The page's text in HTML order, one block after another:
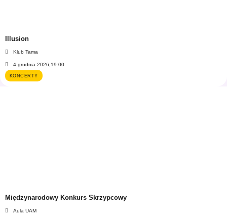
Illusion
Klub Tama
4 grudnia 2026,19:00
KONCERTY
Międzynarodowy Konkurs Skrzypcowy
Aula UAM